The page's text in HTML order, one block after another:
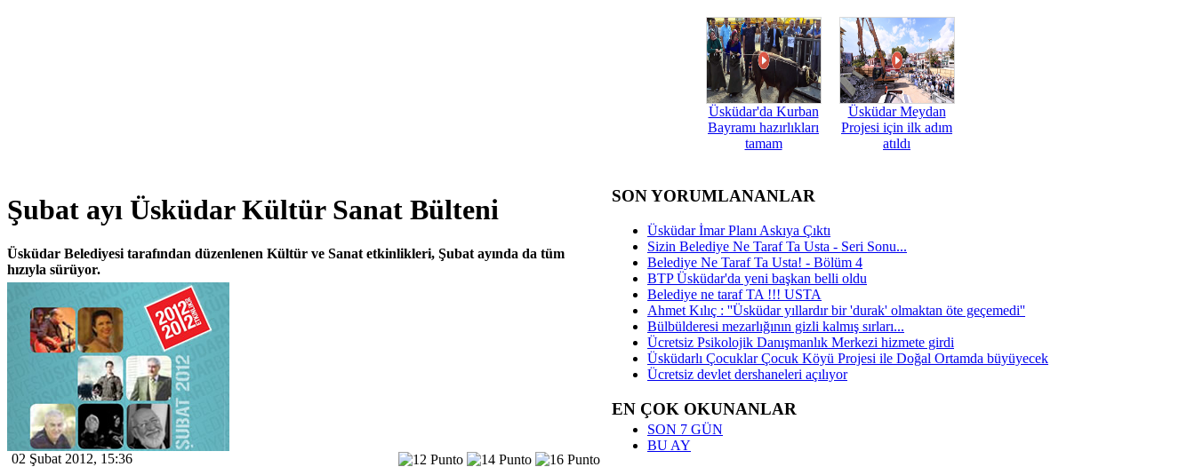
Şubat ayı Üsküdar Kültür Sanat Bülteni
Üsküdar Belediyesi tarafından düzenlenen Kültür ve Sanat etkinlikleri, Şubat ayında da tüm
hızıyla sürüyor.
02 Şubat 2012, 15:36
Üsküdar'da Kurban
Bayramı hazırlıkları
tamam
Üsküdar Meydan
Projesi için ilk adım
atıldı
SON YORUMLANANLAR
Üsküdar İmar Planı Askıya Çıktı
Sizin Belediye Ne Taraf Ta Usta - Seri Sonu...
Belediye Ne Taraf Ta Usta! - Bölüm 4
BTP Üsküdar'da yeni başkan belli oldu
Belediye ne taraf TA !!! USTA
Ahmet Kılıç : ''Üsküdar yıllardır bir 'durak' olmaktan öte geçemedi''
Bülbülderesi mezarlığının gizli kalmış sırları...
Ücretsiz Psikolojik Danışmanlık Merkezi hizmete girdi
Üsküdarlı Çocuklar Çocuk Köyü Projesi ile Doğal Ortamda büyüyecek
Ücretsiz devlet dershaneleri açılıyor
EN ÇOK OKUNANLAR
SON 7 GÜN
BU AY